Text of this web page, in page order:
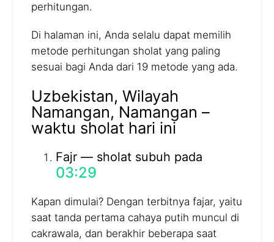
perhitungan.
Di halaman ini, Anda selalu dapat memilih
metode perhitungan sholat yang paling
sesuai bagi Anda dari 19 metode yang ada.
Uzbekistan, Wilayah
Namangan, Namangan –
waktu sholat hari ini
Fajr — sholat subuh pada
03:29
Kapan dimulai? Dengan terbitnya fajar, yaitu
saat tanda pertama cahaya putih muncul di
cakrawala, dan berakhir beberapa saat